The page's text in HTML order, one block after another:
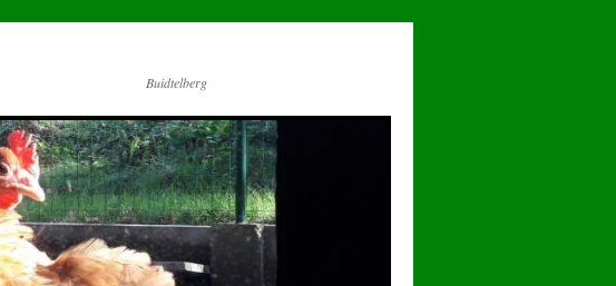
Buidtelberg